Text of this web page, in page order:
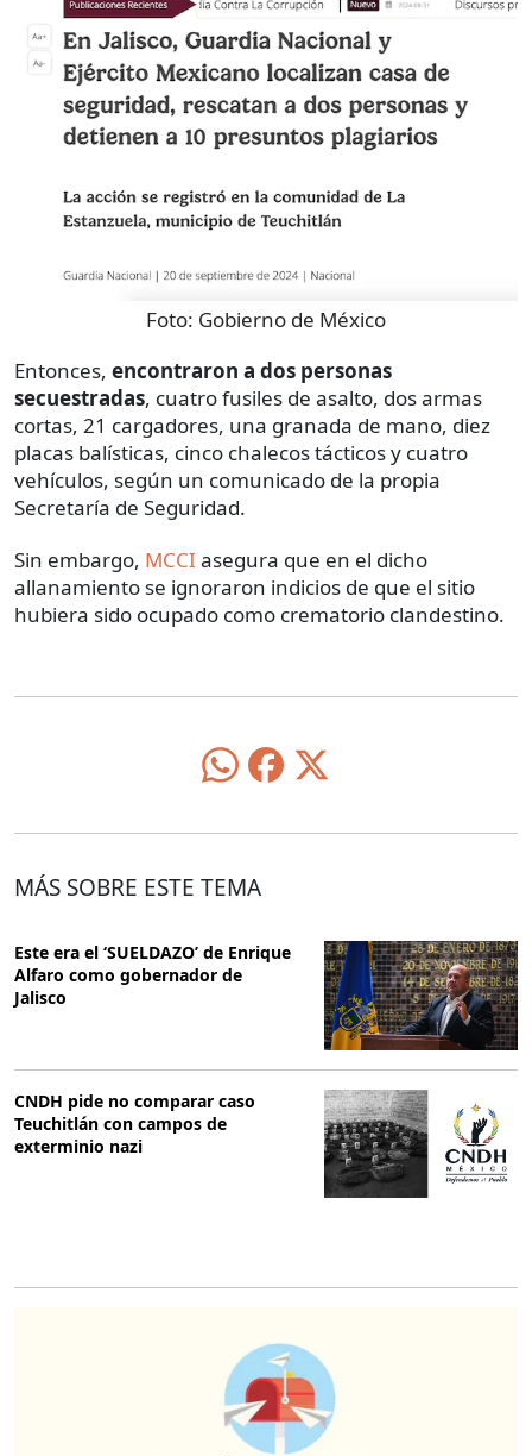
Foto: Gobierno de México
Entonces, encontraron a dos personas
secuestradas, cuatro fusiles de asalto, dos armas
cortas, 21 cargadores, una granada de mano, diez
placas balísticas, cinco chalecos tácticos y cuatro
vehículos, según un comunicado de la propia
Secretaría de Seguridad.
Sin embargo, MCCI asegura que en el dicho
allanamiento se ignoraron indicios de que el sitio
hubiera sido ocupado como crematorio clandestino.
MÁS SOBRE ESTE TEMA
Este era el ‘SUELDAZO’ de Enrique
Alfaro como gobernador de
Jalisco
CNDH pide no comparar caso
Teuchitlán con campos de
exterminio nazi